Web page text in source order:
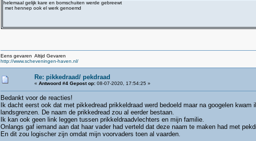
helemaal gelijk kare en bomschuiten werde gebreewt
met hennep ook el werk genoemd
Eens gevaren Altijd Gevaren
http://www.scheveningen-haven.nl/
Re: pikkedraad/ pekdraad
« Antwoord #4 Gepost op: 08-07-2020, 17:54:25 »
Bedankt voor de reacties!
Ik dacht eerst ook dat met pikkedread prikkeldraad werd bedoeld maar na googelen
landsgrenzen. De naam de prikkedread zou al eerder bestaan.
Ik kan ook geen link leggen tussen prikkeldraadvlechters en mijn familie.
Onlangs gaf iemand aan dat haar vader had verteld dat deze naam te maken had met
En dit zou logischer zijn omdat mijn voorvaders toen al vaarden.